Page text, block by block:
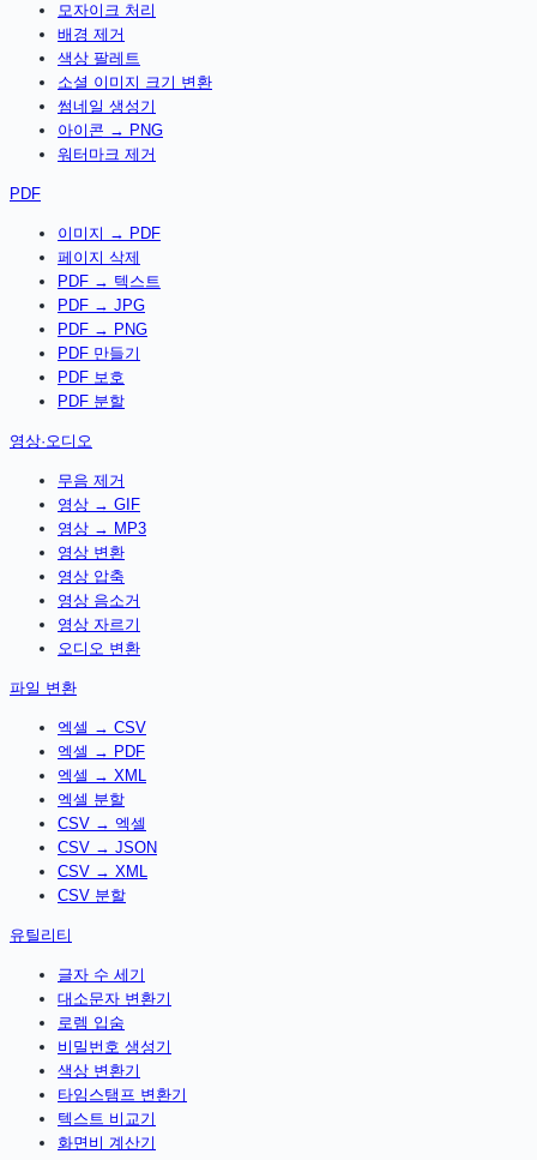
모자이크 처리
배경 제거
색상 팔레트
소셜 이미지 크기 변환
썸네일 생성기
아이콘 → PNG
워터마크 제거
PDF
이미지 → PDF
페이지 삭제
PDF → 텍스트
PDF → JPG
PDF → PNG
PDF 만들기
PDF 보호
PDF 분할
영상·오디오
무음 제거
영상 → GIF
영상 → MP3
영상 변환
영상 압축
영상 음소거
영상 자르기
오디오 변환
파일 변환
엑셀 → CSV
엑셀 → PDF
엑셀 → XML
엑셀 분할
CSV → 엑셀
CSV → JSON
CSV → XML
CSV 분할
유틸리티
글자 수 세기
대소문자 변환기
로렘 입숨
비밀번호 생성기
색상 변환기
타임스탬프 변환기
텍스트 비교기
화면비 계산기